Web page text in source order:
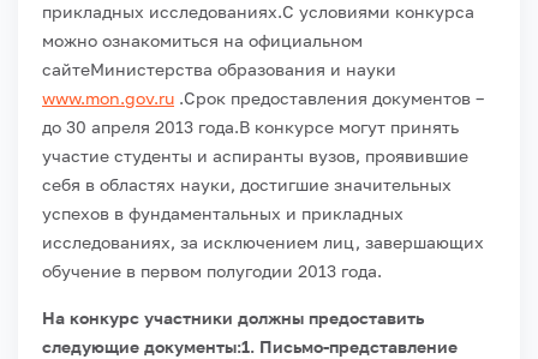
прикладных исследованиях.С условиями конкурса
можно ознакомиться на официальном
сайтеМинистерства образования и науки
www.mon.gov.ru .Срок предоставления документов –
до 30 апреля 2013 года.В конкурсе могут принять
участие студенты и аспиранты вузов, проявившие
себя в областях науки, достигшие значительных
успехов в фундаментальных и прикладных
исследованиях, за исключением лиц, завершающих
обучение в первом полугодии 2013 года.
На конкурс участники должны предоставить
следующие документы:1. Письмо-представление